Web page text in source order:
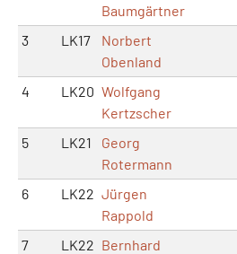
Baumgärtner
3 LK17
Norbert
Obenland
4 LK20 Wolfgang
Kertzscher
5 LK21
Georg
Rotermann
6 LK22 Jürgen
Rappold
7 LK22 Bernhard